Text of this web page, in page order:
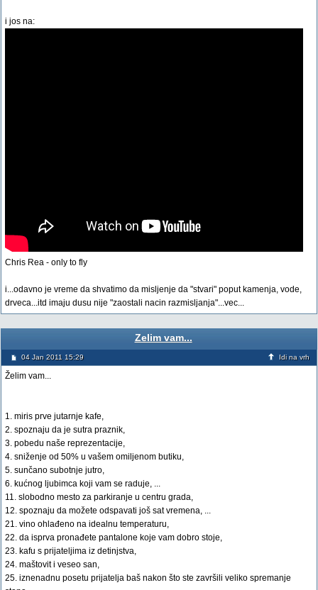
i jos na:
Chris Rea - only to fly
i...odavno je vreme da shvatimo da misljenje da "stvari" poput kamenja, vode,
drveca...itd imaju dusu nije "zaostali nacin razmisljanja"...vec...
Zelim vam...
04 Jan 2011 15:29 Idi na vrh
Želim vam...
1. miris prve jutarnje kafe,
2. spoznaju da je sutra praznik,
3. pobedu naše reprezentacije,
4. sniženje od 50% u vašem omiljenom butiku,
5. sunčano subotnje jutro,
6. kućnog ljubimca koji vam se raduje, ...
11. slobodno mesto za parkiranje u centru grada,
12. spoznaju da možete odspavati još sat vremena, ...
21. vino ohlađeno na idealnu temperaturu,
22. da isprva pronađete pantalone koje vam dobro stoje,
23. kafu s prijateljima iz detinjstva,
24. maštovit i veseo san,
25. iznenadnu posetu prijatelja baš nakon što ste završili veliko spremanje